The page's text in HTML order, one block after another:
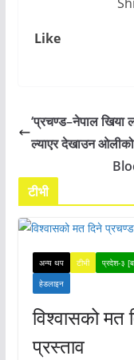
Like
‘प्रचण्ड–नेपाल खिया
ल्याएर देखाउन
टीभी
अन्य थप टीभी प्रदेश-३
हेडलाइन
विश्वासको मत
प्रस्ताव